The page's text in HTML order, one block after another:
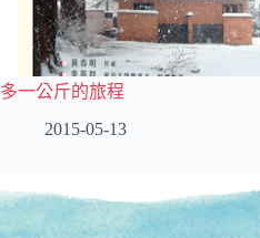
多一公斤的旅程
2015-05-13